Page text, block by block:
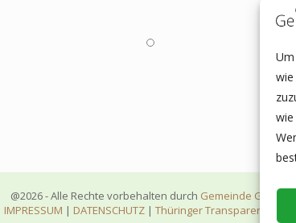
@2026 - Alle Rechte vorbehalten durch Gemeinde Geratal
IMPRESSUM | DATENSCHUTZ| Thüringer Transparenzportal